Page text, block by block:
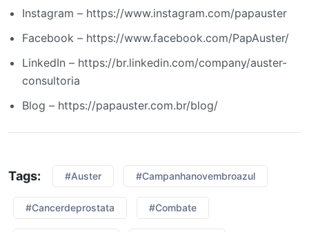
Instagram – https://www.instagram.com/papauster
Facebook – https://www.facebook.com/PapAuster/
LinkedIn – https://br.linkedin.com/company/auster-
consultoria
Blog – https://papauster.com.br/blog/
Tags: #Auster #campanhanovembroazul
#cancerdeprostata #combate